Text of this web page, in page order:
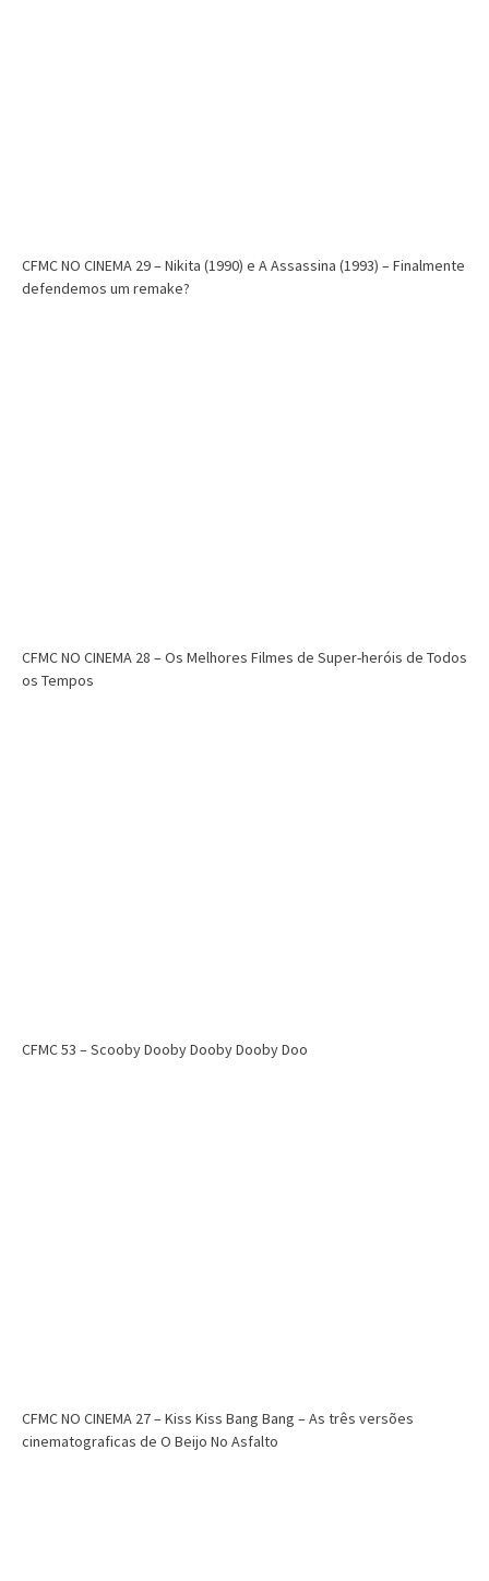
CFMC NO CINEMA 29 – Nikita (1990) e A Assassina (1993) – Finalmente
defendemos um remake?
CFMC NO CINEMA 28 – Os Melhores Filmes de Super-heróis de Todos
os Tempos
CFMC 53 – Scooby Dooby Dooby Dooby Doo
CFMC NO CINEMA 27 – Kiss Kiss Bang Bang – As três versões
cinematograficas de O Beijo No Asfalto